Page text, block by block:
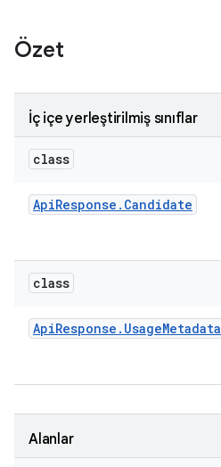
Özet
İç içe yerleştirilmiş sınıflar
class
ApiResponse . Candidate
class
ApiResponse . UsageMetadata
Alanlar